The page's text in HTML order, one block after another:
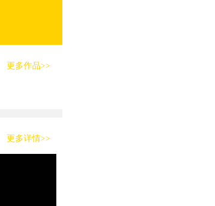
更多作品>>
更多详情>>